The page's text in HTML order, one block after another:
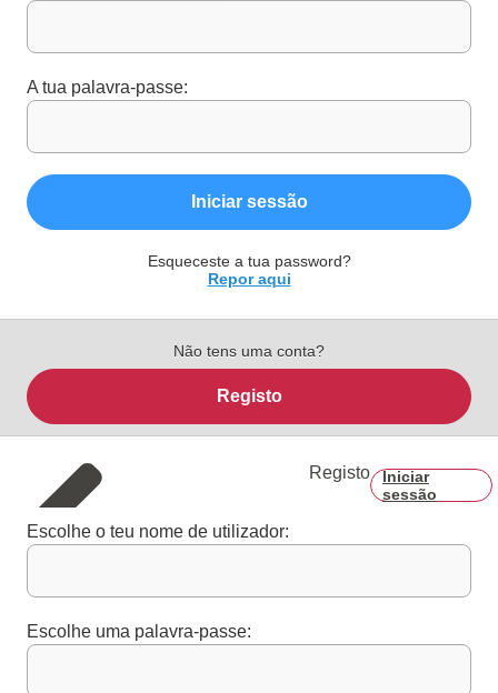
A tua palavra-passe:
Iniciar sessão
Esqueceste a tua password?
Repor aqui
Não tens uma conta?
Registo
Registo
Iniciar
sessão
Escolhe o teu nome de utilizador:
Escolhe uma palavra-passe: